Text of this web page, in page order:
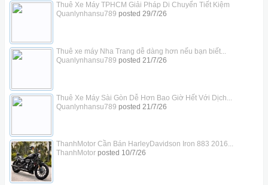
Thuê Xe Máy TPHCM Giải Pháp Di Chuyển Tiết Kiệm
Quanlynhansu789 posted 29/7/26
Thuê xe máy Nha Trang dễ dàng hơn nếu bạn biết...
Quanlynhansu789 posted 21/7/26
Thuê Xe Máy Sài Gòn Dễ Hơn Bao Giờ Hết Với Dịch...
Quanlynhansu789 posted 21/7/26
ThanhMotor Cần Bán HarleyDavidson Iron 883 2016...
ThanhMotorposted 10/7/26